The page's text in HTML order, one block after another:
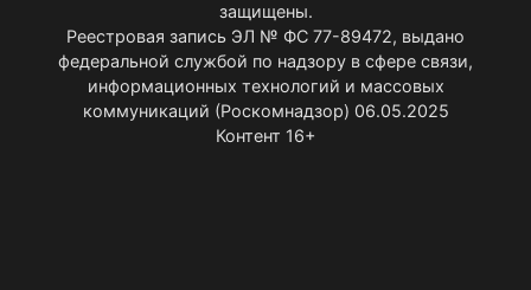
защищены.
Реестровая запись ЭЛ № ФС 77-89472, выдано
федеральной службой по надзору в сфере связи,
информационных технологий и массовых
коммуникаций (Роскомнадзор) 06.05.2025
Контент 16+